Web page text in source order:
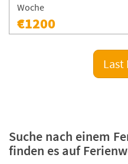
Woche
€1200
Last
Suche nach einem
finden es auf